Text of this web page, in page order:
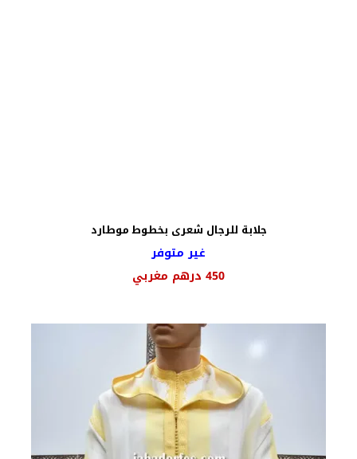
جلابة للرجال شعرى بخطوط موطارد
غير متوفر
450 درهم مغربي